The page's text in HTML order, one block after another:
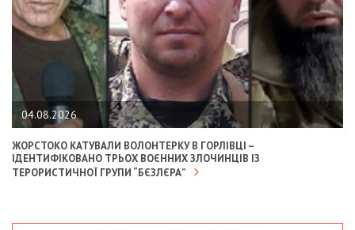
04.08.2026
ЖОРСТОКО КАТУВАЛИ ВОЛОНТЕРКУ В ГОРЛІВЦІ –
ІДЕНТИФІКОВАНО ТРЬОХ ВОЄННИХ ЗЛОЧИНЦІВ ІЗ
ТЕРОРИСТИЧНОЇ ГРУПИ “БЄЗЛЄРА”